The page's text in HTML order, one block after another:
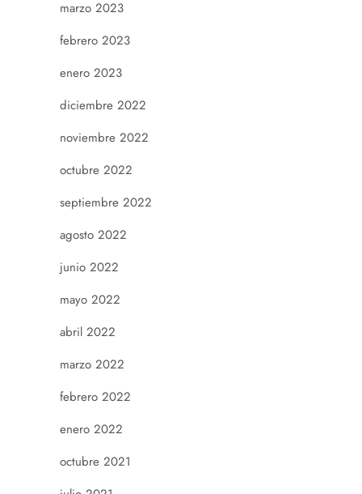
marzo 2023
febrero 2023
enero 2023
diciembre 2022
noviembre 2022
octubre 2022
septiembre 2022
agosto 2022
junio 2022
mayo 2022
abril 2022
marzo 2022
febrero 2022
enero 2022
octubre 2021